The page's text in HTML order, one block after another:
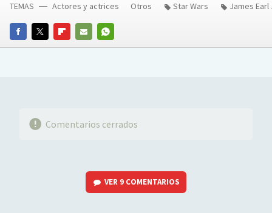
FACEBOOKTWITTERFLIPBOARD
E-
WHATSAPP
TEMAS Actores y actrices Otros Star Wars James
Comentarios cerrados
VER 9 COMENTARIOS